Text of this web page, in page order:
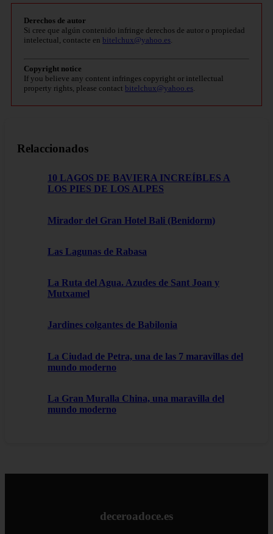
Derechos de autor
Si cree que algún contenido infringe derechos de autor o propiedad
intelectual, contacte en bitelchux@yahoo.es
Copyright notice
If you believe any content infringes copyright or intellectual
property rights, please contact bitelchux@yahoo.es
Relaccionados
10 LAGOS DE BAVIERA INCREÍBLES A
LOS PIES DE LOS ALPES
Mirador del Gran Hotel Bali (Benidorm)
Las Lagunas de Rabasa
La Ruta del Agua. Azudes de Sant Joan y
Mutxamel
Jardines colgantes de Babilonia
La Ciudad de Petra, una de las 7 maravillas del
mundo moderno
La Gran Muralla China, una maravilla del
mundo moderno
deceroadoce.es